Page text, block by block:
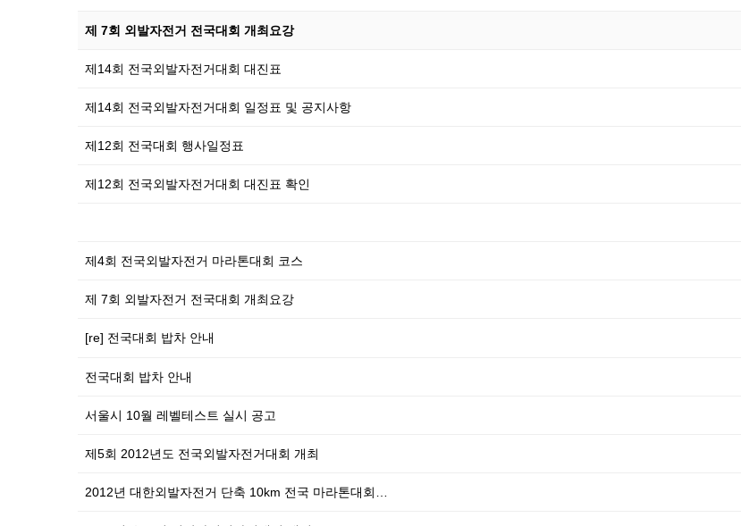
제 7회 외발자전거 전국대회 개최요강
제14회 전국외발자전거대회 대진표
제14회 전국외발자전거대회 일정표 및 공지사항
제12회 전국대회 행사일정표
제12회 전국외발자전거대회 대진표 확인
제4회 전국외발자전거 마라톤대회 코스
제 7회 외발자전거 전국대회 개최요강
[re] 전국대회 밥차 안내
전국대회 밥차 안내
서울시 10월 레벨테스트 실시 공고
제5회 2012년도 전국외발자전거대회 개최
2012년 대한외발자전거 단축 10km 전국 마라톤대회…